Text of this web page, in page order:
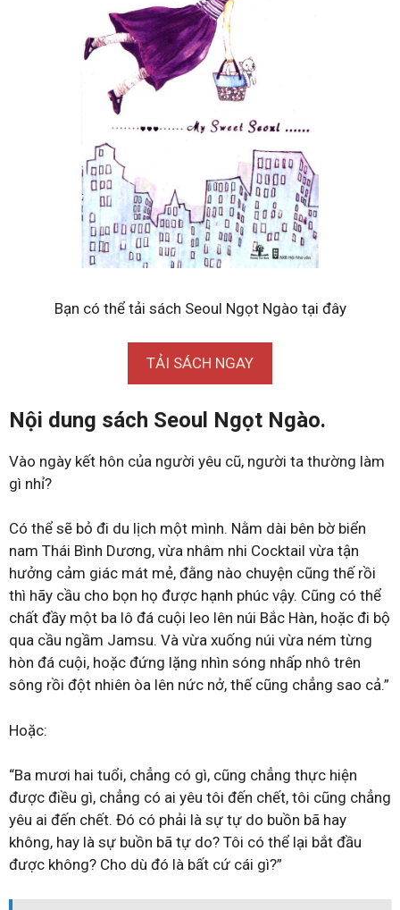
Bạn có thể tải sách Seoul Ngọt Ngào tại đây
TẢI SÁCH NGAY
Nội dung sách Seoul Ngọt Ngào.
Vào ngày kết hôn của người yêu cũ, người ta thường làm
gì nhỉ?
Có thể sẽ bỏ đi du lịch một mình. Nằm dài bên bờ biển
nam Thái Bình Dương, vừa nhâm nhi Cocktail vừa tận
hưởng cảm giác mát mẻ, đằng nào chuyện cũng thế rồi
thì hãy cầu cho bọn họ được hạnh phúc vậy. Cũng có thể
chất đầy một ba lô đá cuội leo lên núi Bắc Hàn, hoặc đi bộ
qua cầu ngầm Jamsu. Và vừa xuống núi vừa ném từng
hòn đá cuội, hoặc đứng lặng nhìn sóng nhấp nhô trên
sông rồi đột nhiên òa lên nức nở, thế cũng chẳng sao cả.”
Hoặc:
“Ba mươi hai tuổi, chẳng có gì, cũng chẳng thực hiện
được điều gì, chẳng có ai yêu tôi đến chết, tôi cũng chẳng
yêu ai đến chết. Đó có phải là sự tự do buồn bã hay
không, hay là sự buồn bã tự do? Tôi có thể lại bắt đầu
được không? Cho dù đó là bất cứ cái gì?”